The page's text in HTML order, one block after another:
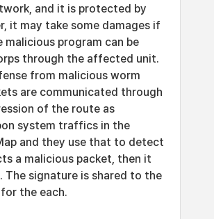
and it is protected by
it may take some damages if
program can be
through the affected unit.
from malicious worm
are communicated through
of the route as
system traffics in the
and they use that to detect
a malicious packet, then it
signature is shared to the
the each.